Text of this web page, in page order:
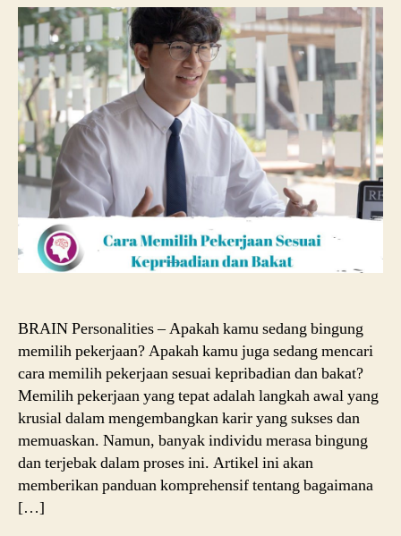
Pekerjaan
Sesuai
Kepribadian
dan
Bakat
BRAIN Personalities – Apakah kamu sedang bingung
memilih pekerjaan? Apakah kamu juga sedang mencari
cara memilih pekerjaan sesuai kepribadian dan bakat?
Memilih pekerjaan yang tepat adalah langkah awal yang
krusial dalam mengembangkan karir yang sukses dan
memuaskan. Namun, banyak individu merasa bingung
dan terjebak dalam proses ini. Artikel ini akan
memberikan panduan komprehensif tentang bagaimana
[…]